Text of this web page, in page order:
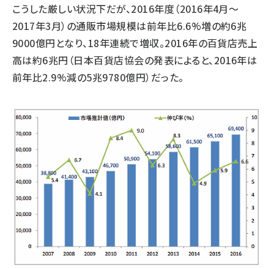
こうした厳しい状況下だが、2016年度（2016年4月～
2017年3月）の通販市場規模は前年比6.6%増の約6兆
9000億円となり、18年連続で増収。2016年の百貨店売上
高は約6兆円（日本百貨店協会の発表によると、2016年は
前年比2.9%減の5兆9780億円）だった。